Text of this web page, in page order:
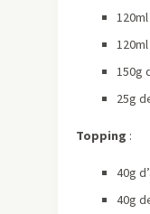
150g
25g
Topping :
40g
40g